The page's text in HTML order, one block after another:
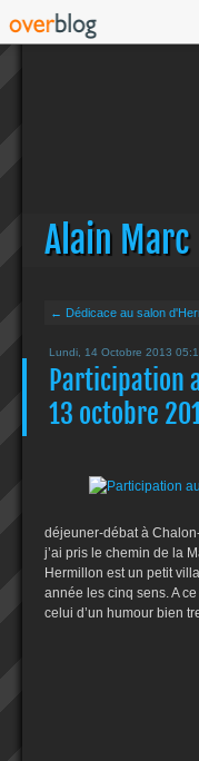
Alain Marc
← Dédicace au salon
Lundi, 14 Octobre 2013
Participation
13 octobre
déjeuner-débat à
j’ai pris le chemin de la
Hermillon est un petit
année les cinq sens. A
celui d’un humour bien